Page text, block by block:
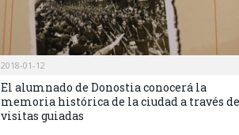
2018-01-12
El alumnado de Donostia conocerá la
memoria histórica de la ciudad a través de
visitas guiadas